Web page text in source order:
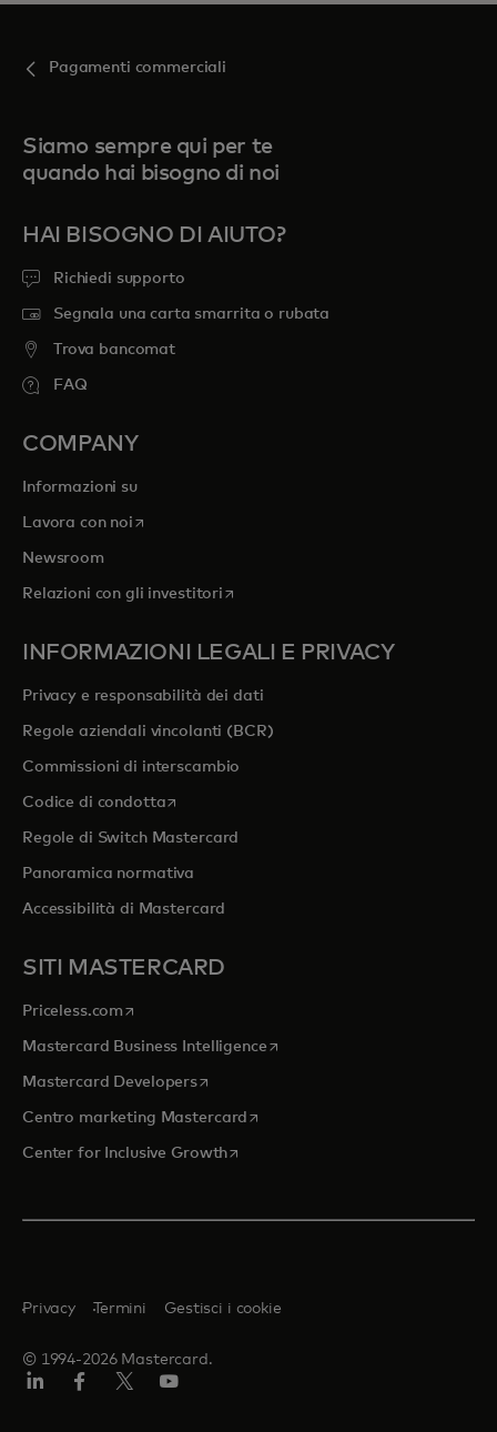
Pagamenti commerciali
Siamo sempre qui per te
quando hai bisogno di noi
HAI BISOGNO DI AIUTO?
Richiedi supporto
Segnala una carta smarrita o rubata
Trova bancomat
FAQ
COMPANY
Informazioni su
Lavora con noi si apre in una nuova scheda
Newsroom
Relazioni con gli investitorisi apre in una nuova scheda
INFORMAZIONI LEGALI E PRIVACY
Privacy e responsabilità dei dati
Regole aziendali vincolanti (BCR)
Commissioni di interscambio
Codice di condottasi apre in una nuova scheda
Regole di Switch Mastercard
Panoramica normativa
Accessibilità di Mastercard
SITI MASTERCARD
Priceless.com si apre in una nuova scheda
Mastercard Business Intelligencesi apre in una nuova scheda
Mastercard Developerssi apre in una nuova scheda
Centro marketing Mastercard si apre in una nuova scheda
Center for Inclusive Growthsi apre in una nuova scheda
© 1994-2026 Mastercard.
Privacy Termini Gestisci i cookie